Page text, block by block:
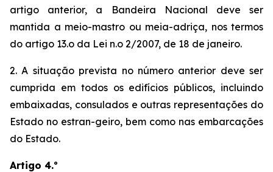
artigo anterior, a Bandeira Nacional deve ser
mantida a meio-mastro ou meia-adriça, nos termos
do artigo 13.o da Lei n.o 2/2007, de 18 de janeiro.
2. A situação prevista no número anterior deve ser
cumprida em todos os edifícios públicos, incluindo
embaixadas, consulados e outras representações do
Estado no estran-geiro, bem como nas embarcações
do Estado.
Artigo 4.º